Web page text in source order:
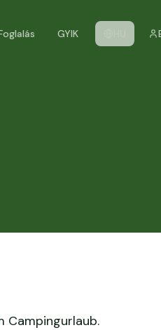
GYIK
Campingurlaub.